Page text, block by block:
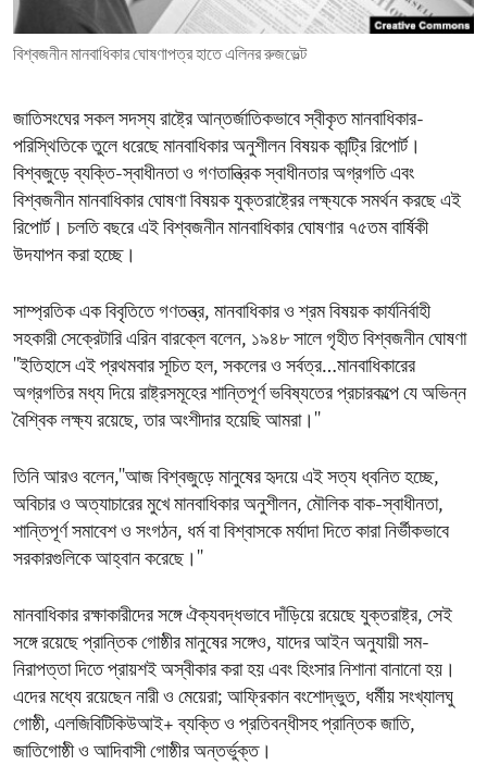
ENVIRONMENT AND HEALTH
IDEALS AND INSTITUTIONS
বিশ্বজনীন মানবাধিকার ঘোষণাপত্র হাতে এলিনর রুজভেল্ট
জাতিসংঘের সকল সদস্য রাষ্ট্রে আন্তর্জাতিকভাবে স্বীকৃত মানবাধিকার-
পরিস্থিতিকে তুলে ধরেছে মানবাধিকার অনুশীলন বিষয়ক কান্ট্রি রিপোর্ট।
বিশ্বজুড়ে ব্যক্তি-স্বাধীনতা ও গণতান্ত্রিক স্বাধীনতার অগ্রগতি এবং
বিশ্বজনীন মানবাধিকার ঘোষণা বিষয়ক যুক্তরাষ্ট্রের লক্ষ্যকে সমর্থন করছে এই
রিপোর্ট। চলতি বছরে এই বিশ্বজনীন মানবাধিকার ঘোষণার ৭৫তম বার্ষিকী
উদযাপন করা হচ্ছে।
সাম্প্রতিক এক বিবৃতিতে গণতন্ত্র, মানবাধিকার ও শ্রম বিষয়ক কার্যনির্বাহী
সহকারী সেক্রেটারি এরিন বারক্লে বলেন, ১৯৪৮ সালে গৃহীত বিশ্বজনীন ঘোষণা
''ইতিহাসে এই প্রথমবার সূচিত হল, সকলের ও সর্বত্র…মানবাধিকারের
অগ্রগতির মধ্য দিয়ে রাষ্ট্রসমূহের শান্তিপূর্ণ ভবিষ্যতের প্রচারকল্পে যে অভিন্ন
বৈশ্বিক লক্ষ্য রয়েছে, তার অংশীদার হয়েছি আমরা।''
তিনি আরও বলেন,''আজ বিশ্বজুড়ে মানুষের হৃদয়ে এই সত্য ধ্বনিত হচ্ছে,
অবিচার ও অত্যাচারের মুখে মানবাধিকার অনুশীলন, মৌলিক বাক-স্বাধীনতা,
শান্তিপূর্ণ সমাবেশ ও সংগঠন, ধর্ম বা বিশ্বাসকে মর্যাদা দিতে কারা নির্ভীকভাবে
সরকারগুলিকে আহ্বান করেছে।''
মানবাধিকার রক্ষাকারীদের সঙ্গে ঐক্যবদ্ধভাবে দাঁড়িয়ে রয়েছে যুক্তরাষ্ট্র, সেই
সঙ্গে রয়েছে প্রান্তিক গোষ্ঠীর মানুষের সঙ্গেও, যাদের আইন অনুযায়ী সম-
নিরাপত্তা দিতে প্রায়শই অস্বীকার করা হয় এবং হিংসার নিশানা বানানো হয়।
এদের মধ্যে রয়েছেন নারী ও মেয়েরা; আফ্রিকান বংশোদ্ভুত, ধর্মীয় সংখ্যালঘু
গোষ্ঠী, এলজিবিটিকিউআই+ ব্যক্তি ও প্রতিবন্ধীসহ প্রান্তিক জাতি,
জাতিগোষ্ঠী ও আদিবাসী গোষ্ঠীর অন্তর্ভুক্ত।